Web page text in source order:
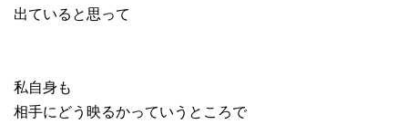
出ていると思って
私自身も
相手にどう映るかっていうところで